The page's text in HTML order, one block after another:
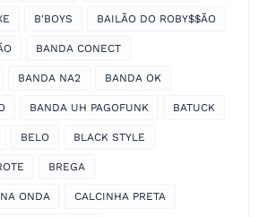
B'BOYS BAILÃO DO ROBY$$ÃO
BANDA CONECT
BANDA NA2 BANDA OK
BANDA UH PAGOFUNK BATUCK
BELO BLACK STYLE
BREGA
ONDA CALCINHA PRETA